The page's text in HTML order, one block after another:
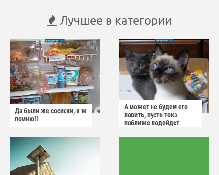
Лучшее в категории
Да были же сосиски, я ж
помню!!
А может не будем его
ловить, пусть тока
поближе подойдет